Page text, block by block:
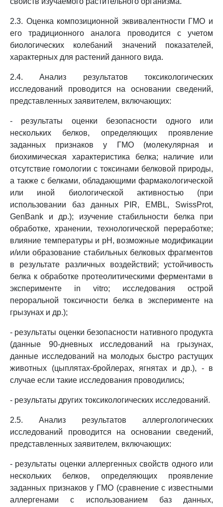
2.3. Оценка композиционной эквивалентности ГМО и
его традиционного аналога проводится с учетом
биологических колебаний значений показателей,
характерных для растений данного вида.
2.4. Анализ результатов токсикологических
исследований проводится на основании сведений,
представленных заявителем, включающих:
- результаты оценки безопасности одного или
нескольких белков, определяющих проявление
заданных признаков у ГМО (молекулярная и
биохимическая характеристика белка; наличие или
отсутствие гомологии с токсинами белковой природы,
а также с белками, обладающими фармакологической
или иной биологической активностью (при
использовании баз данных PIR, EMBL, SwissProt,
GenBank и др.); изучение стабильности белка при
обработке, хранении, технологической переработке;
влияние температуры и pH, возможные модификации
и/или образование стабильных белковых фрагментов
в результате различных воздействий; устойчивость
белка к обработке протеолитическими ферментами в
эксперименте in vitro; исследования острой
пероральной токсичности белка в эксперименте на
грызунах и др.);
- результаты оценки безопасности нативного продукта
(данные 90-дневных исследований на грызунах,
данные исследований на молодых быстро растущих
животных (цыплятах-бройлерах, ягнятах и др.), - в
случае если такие исследования проводились;
- результаты других токсикологических исследований.
2.5. Анализ результатов аллергологических
исследований проводится на основании сведений,
представленных заявителем, включающих:
- результаты оценки аллергенных свойств одного или
нескольких белков, определяющих проявление
заданных признаков у ГМО (сравнение с известными
аллергенами с использованием баз данных,